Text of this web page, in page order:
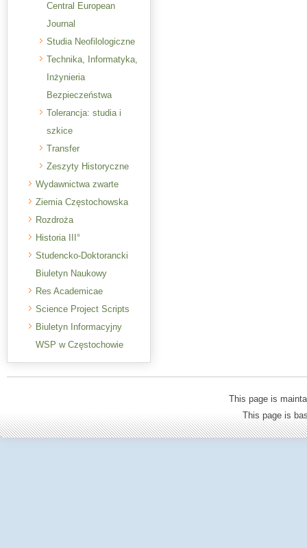
Central European
Journal
Studia Neofilologiczne
Technika, Informatyka,
Inżynieria
Bezpieczeństwa
Tolerancja: studia i
szkice
Transfer
Zeszyty Historyczne
Wydawnictwa zwarte
Ziemia Częstochowska
Rozdroża
Historia III°
Studencko-Doktorancki
Biuletyn Naukowy
Res Academicae
Science Project Scripts
Biuletyn Informacyjny
WSP w Częstochowie
This page is
This page is